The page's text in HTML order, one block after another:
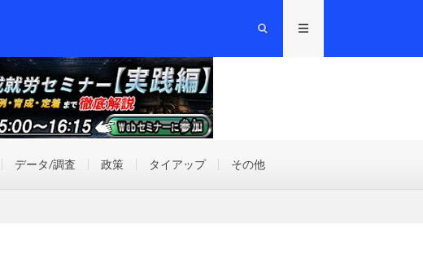
データ/調査 政策 タイアップ その他